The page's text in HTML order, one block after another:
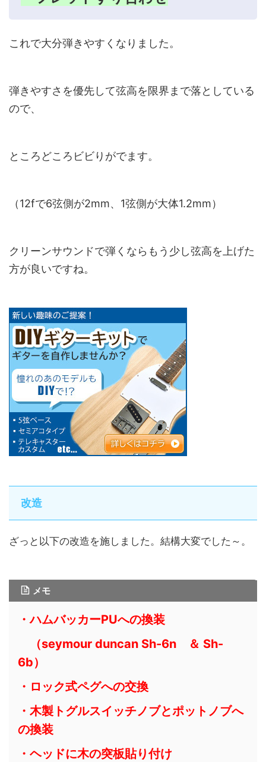
これで大分弾きやすくなりました。
弾きやすさを優先して弦高を限界まで落としている
ので、
ところどころビビりがでます。
（12fで6弦側が2mm、 1弦側が大体1.2mm）
クリーンサウンドで弾くならもう少し弦高を上げた
方が良いですね。
改造
ざっと以下の改造を施しました。結構大変でした～。
メモ
・ハムバッカーPUへの換装
（seymour duncan Sh-6n ＆ Sh-
6b）
・ロック式ペグへの交換
・木製トグルスイッチノブとポットノブへ
の換装
・ヘッドに木の突板貼り付け